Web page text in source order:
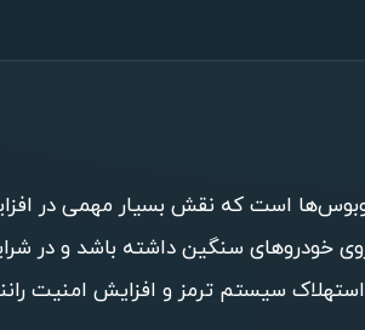
است که نقش بسیار مهمی در
خودروهای سنگین داشته باشد و در
سیستم ترمز و افزایش امنیت